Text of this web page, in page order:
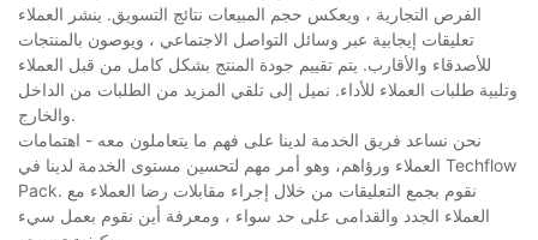
الفرص التجارية ، ويعكس حجم المبيعات نتائج التسويق. ينشر العملاء
تعليقات إيجابية عبر وسائل التواصل الاجتماعي ، ويوصون بالمنتجات
للأصدقاء والأقارب. يتم تقييم جودة المنتج بشكل كامل من قبل العملاء
وتلبية طلبات العملاء للأداء. نميل إلى تلقي المزيد من الطلبات من الداخل
والخارج.
نحن نساعد فريق الخدمة لدينا على فهم ما يتعاملون معه - اهتمامات
العملاء ورؤاهم، وهو أمر مهم لتحسين مستوى الخدمة لدينا في Techflow
Pack. نقوم بجمع التعليقات من خلال إجراء مقابلات رضا العملاء مع
العملاء الجدد والقدامى على حد سواء ، ومعرفة أين نقوم بعمل سيء